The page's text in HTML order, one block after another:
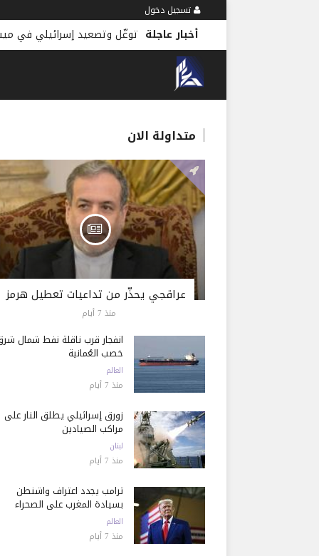
تسجيل دخول
أخبار عاجلةتوغّل وتصعيد إسرائيلي في ميس
متداولة الان
عراقجي يحذّر من تداعيات تعطيل هرمز
منذ 7 أيام
انفجار قرب ناقلة نفط شمال
خصب العُمانية
العالم
منذ 7 أيام
زورق إسرائيلي يطلق النار على
مراكب الصيادين
لبنان
منذ 7 أيام
ترامب يجدد اعتراف واشنطن
بسيادة المغرب على الصحراء
العالم
منذ 7 أيام